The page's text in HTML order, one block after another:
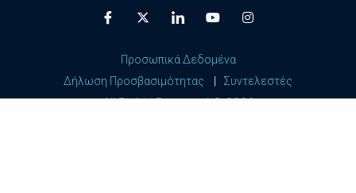
Προσωπικά Δεδομένα
Δήλωση Προσβασιμότητας
Συντελεστές
All Rights Reserved ©2026